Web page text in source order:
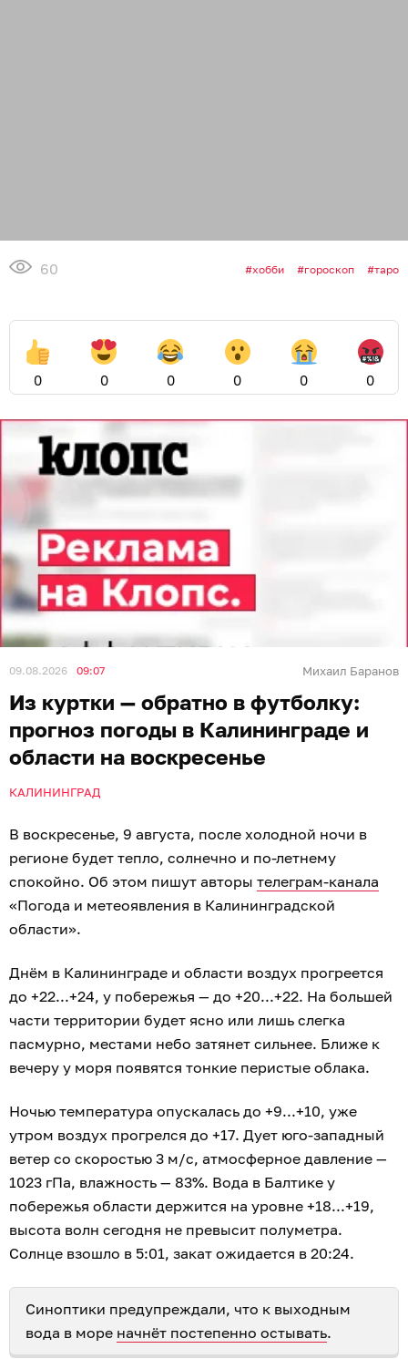
60 хобби гороскоп таро
0 0 0 0 0 0
09.08.2026 09:07 Михаил Баранов
Из куртки — обратно в футболку:
прогноз погоды в Калининграде и
области на воскресенье
КАЛИНИНГРАД
В воскресенье, 9 августа, после холодной ночи в
регионе будет тепло, солнечно и по-летнему
спокойно. Об этом пишут авторы телеграм-канала
«Погода и метеоявления в Калининградской
области».
Днём в Калининграде и области воздух прогреется
до +22...+24, у побережья — до +20...+22. На большей
части территории будет ясно или лишь слегка
пасмурно, местами небо затянет сильнее. Ближе к
вечеру у моря появятся тонкие перистые облака.
Ночью температура опускалась до +9...+10, уже
утром воздух прогрелся до +17. Дует юго-западный
ветер со скоростью 3 м/с, атмосферное давление —
1023 гПа, влажность — 83%. Вода в Балтике у
побережья области держится на уровне +18...+19,
высота волн сегодня не превысит полуметра.
Солнце взошло в 5:01, закат ожидается в 20:24.
Синоптики предупреждали, что к выходным
вода в море начнёт постепенно остывать.